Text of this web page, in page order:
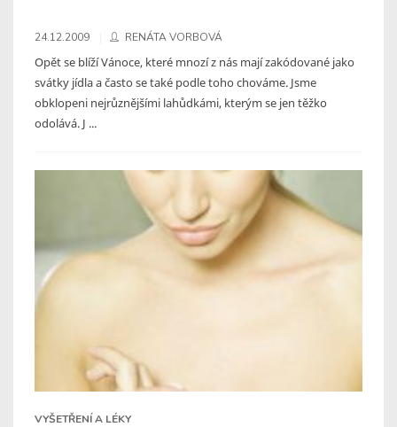
24.12.2009 RENÁTA VORBOVÁ
Opět se blíží Vánoce, které mnozí z nás mají zakódované jako
svátky jídla a často se také podle toho chováme. Jsme
obklopeni nejrůznějšími lahůdkámi, kterým se jen těžko
odolává. J ...
VYŠETŘENÍ A LÉKY